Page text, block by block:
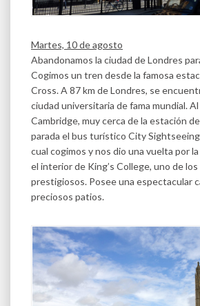
Martes, 10 de agosto
Abandonamos la ciudad de Londres
Cogimos un tren desde la famosa
Cross. A 87 km de Londres, se
ciudad universitaria de fama mundial. Al
Cambridge, muy cerca de la estación
parada el bus turístico City
cual cogimos y nos dio una vuelta por
el interior de King’s College, uno de
prestigiosos. Posee una espectacular
preciosos patios.